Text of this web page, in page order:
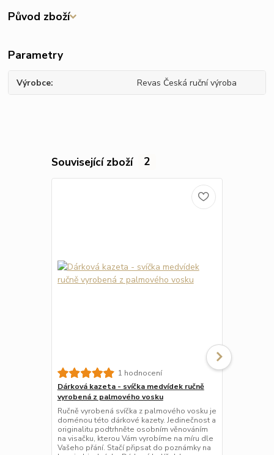
Původ zboží
Parametry
Výrobce Revas Česká ruční výroba
Související zboží 2
1 hodnocení
Dárková kazeta - svíčka medvídek ručně
vyrobená z palmového vosku
Ručně vyrobená svíčka z palmového vosku je
doménou této dárkové kazety. Jedinečnost a
originalitu podtrhněte osobním věnováním
na visačku, kterou Vám vyrobíme na míru dle
Vašeho přání. Stačí připsat do poznámky na